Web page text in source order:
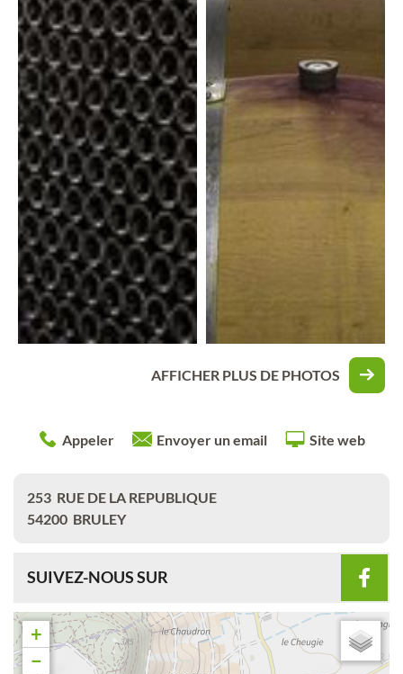
AFFICHER PLUS DE PHOTOS
Appeler Envoyer un email Site web
253 RUE DE LA REPUBLIQUE
54200 BRULEY
SUIVEZ-NOUS SUR
+
−